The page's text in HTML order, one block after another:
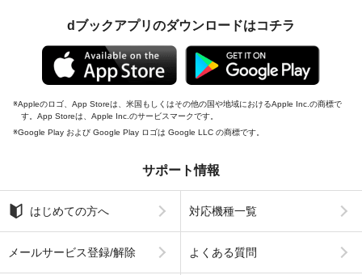
dブックアプリのダウンロードはコチラ
Appleのロゴ、App Storeは、米国もしくはその他の国や地域におけるApple Inc.の商標で
す。App Storeは、Apple Inc.のサービスマークです。
Google Play および Google Play ロゴは Google LLC の商標です。
サポート情報
はじめての方へ 対応機種一覧
メールサービス登録/解除 よくある質問